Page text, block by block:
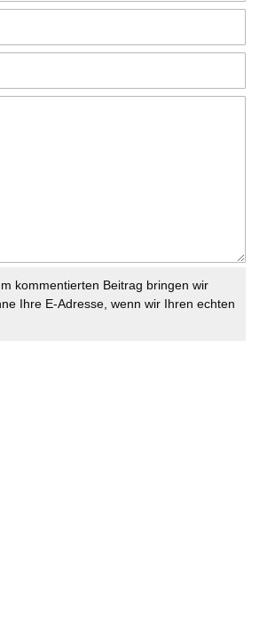
kommentierten Beitrag bringen wir
Ihre E-Adresse, wenn wir Ihren echten